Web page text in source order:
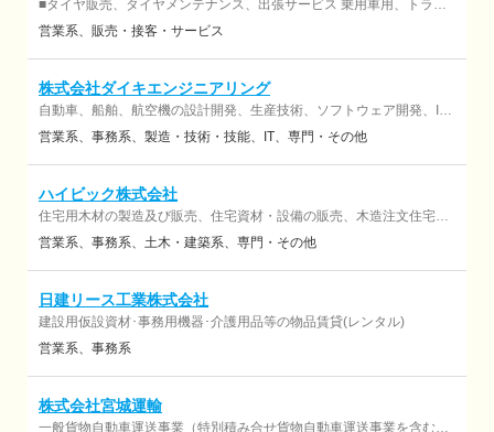
■タイヤ販売、タイヤメンテナンス、出張サービス 乗用車用、トラッ
ク・バス用、建設・鉱山車両用、産業車両用、農業機械用、二輪自動
か
営業系 販売・接客・サービス
株式会社ダイキエンジニアリング
自動車、船舶、航空機の設計開発、生産技術、ソフトウェア開発、IT
関連、教育関連
営業系 事務系 製造・技術・技能 IT 専門・その他
ハイビック株式会社
住宅用木材の製造及び販売、住宅資材・設備の販売、木造注文住宅の
施工・販売
営業系 事務系 土木・建築系 専門・その他
日建リース工業株式会社
建設用仮設資材･事務用機器･介護用品等の物品賃貸(レンタル)
営業系
事務系
株式会社宮城運輸
一般貨物自動車運送事業（特別積み合せ貨物自動車運送事業を含む）